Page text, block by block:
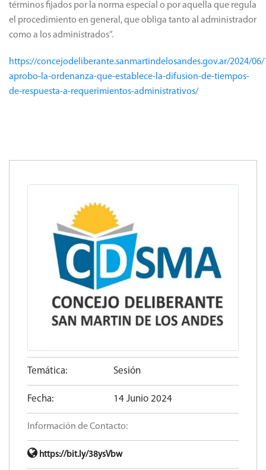
términos fijados por la norma especial o por aquella que regula
el procedimiento en general, que obliga tanto al administrador
como a los administrados”.
https://concejodeliberante.sanmartindelosandes.gov.ar/2024/06/
aprobo-la-ordenanza-que-establece-la-difusion-de-tiempos-
de-respuesta-a-requerimientos-administrativos/
Temática: Sesión
Fecha: 14 Junio 2024
Información de Contacto:
https://bit.ly/38ysVbw